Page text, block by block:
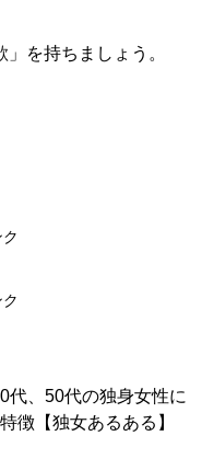
を持ちましょう。
、50代の独身女性に
徴【独女あるある】